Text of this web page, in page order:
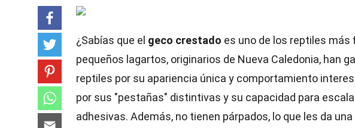
¿Sabías que el geco crestado es uno de los reptiles
pequeños lagartos, originarios de Nueva Caledonia, han
reptiles por su apariencia única y comportamiento
por sus "pestañas" distintivas y su capacidad para
adhesivas. Además, no tienen párpados, lo que les da